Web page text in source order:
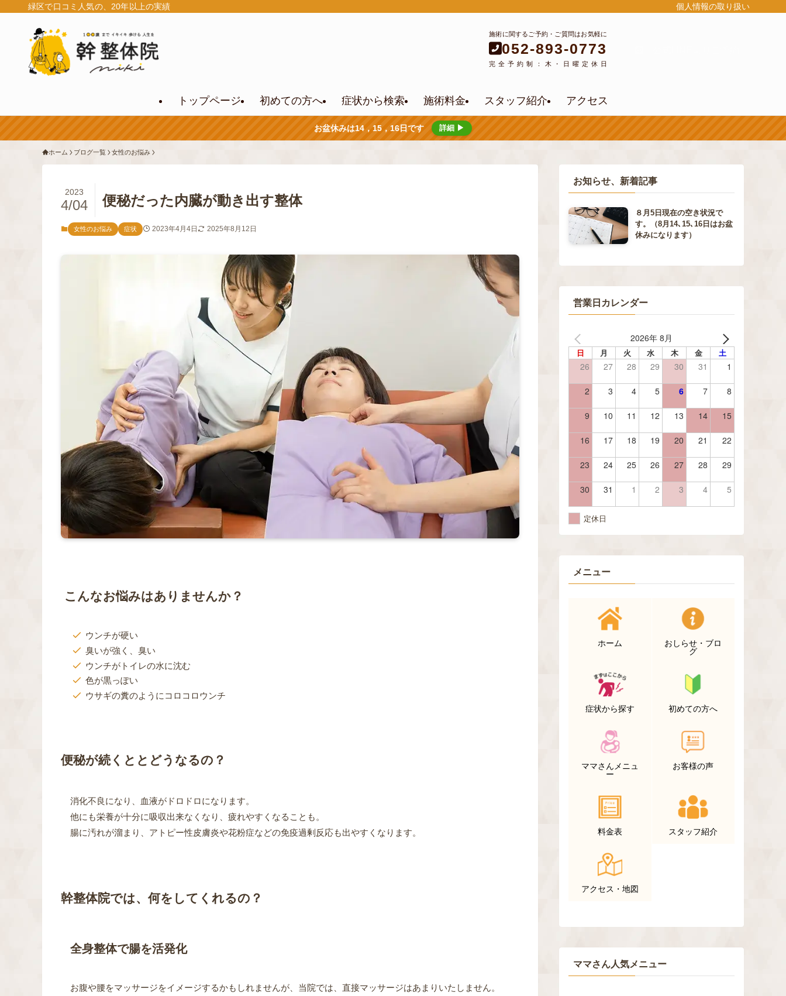
緑区で口コミ人気の、20年以上の実績 個人情報の取り扱い
施術に関するご予約・ご質問はお気軽に
052-893-0773
完全予約制：木・日曜定休日
トップページ 初めての方へ 症状から検索 施術料金 スタッフ紹介 アクセス
お盆休みは14，15，16日です 詳細 ▶
ホーム ブログ一覧 女性のお悩み
便秘だった内臓が動き出す整体
2023
4/04
女性のお悩み 症状 2023年4月4日 2025年8月12日
こんなお悩みはありませんか？
ウンチが硬い
臭いが強く、臭い
ウンチがトイレの水に沈む
色が黒っぽい
ウサギの糞のようにコロコロウンチ
便秘が続くととどうなるの？
消化不良になり、血液がドロドロになります。
他にも栄養が十分に吸収出来なくなり、疲れやすくなることも。
腸に汚れが溜まり、アトピー性皮膚炎や花粉症などの免疫過剰反応も出やすくなります。
幹整体院では、何をしてくれるの？
全身整体で腸を活発化
お腹や腰をマッサージをイメージするかもしれませんが、当院では、直接マッサージはあまりいたしません。
お知らせ、新着記事
８月5日現在の空き状況で
す。（8月14､15､16日はお盆
休みになります）
営業日カレンダー
2026年 8月
日 月 火 水 木 金 土
26 27 28 29 30 31 1
2 3 4 5 6 7 8
9 10 11 12 13 14 15
16 17 18 19 20 21 22
23 24 25 26 27 28 29
30 31 1 2 3 4 5
定休日
メニュー
ホーム
おしらせ・ブロ
グ
症状から探す 初めての方へ
ママさんメニュ
ー
お客様の声
料金表 スタッフ紹介
アクセス・地図
ママさん人気メニュー